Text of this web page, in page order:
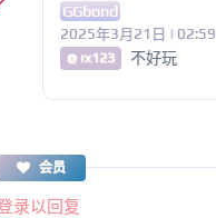
GGbond
2025年3月21日 | 02:59
@ rx123 不好玩
会员
录以回复